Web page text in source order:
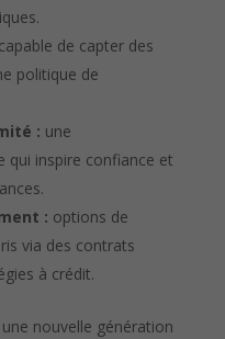
capable de capter des
politique de
: une
qui inspire confiance et
: options de
via des contrats
à crédit.
nouvelle génération